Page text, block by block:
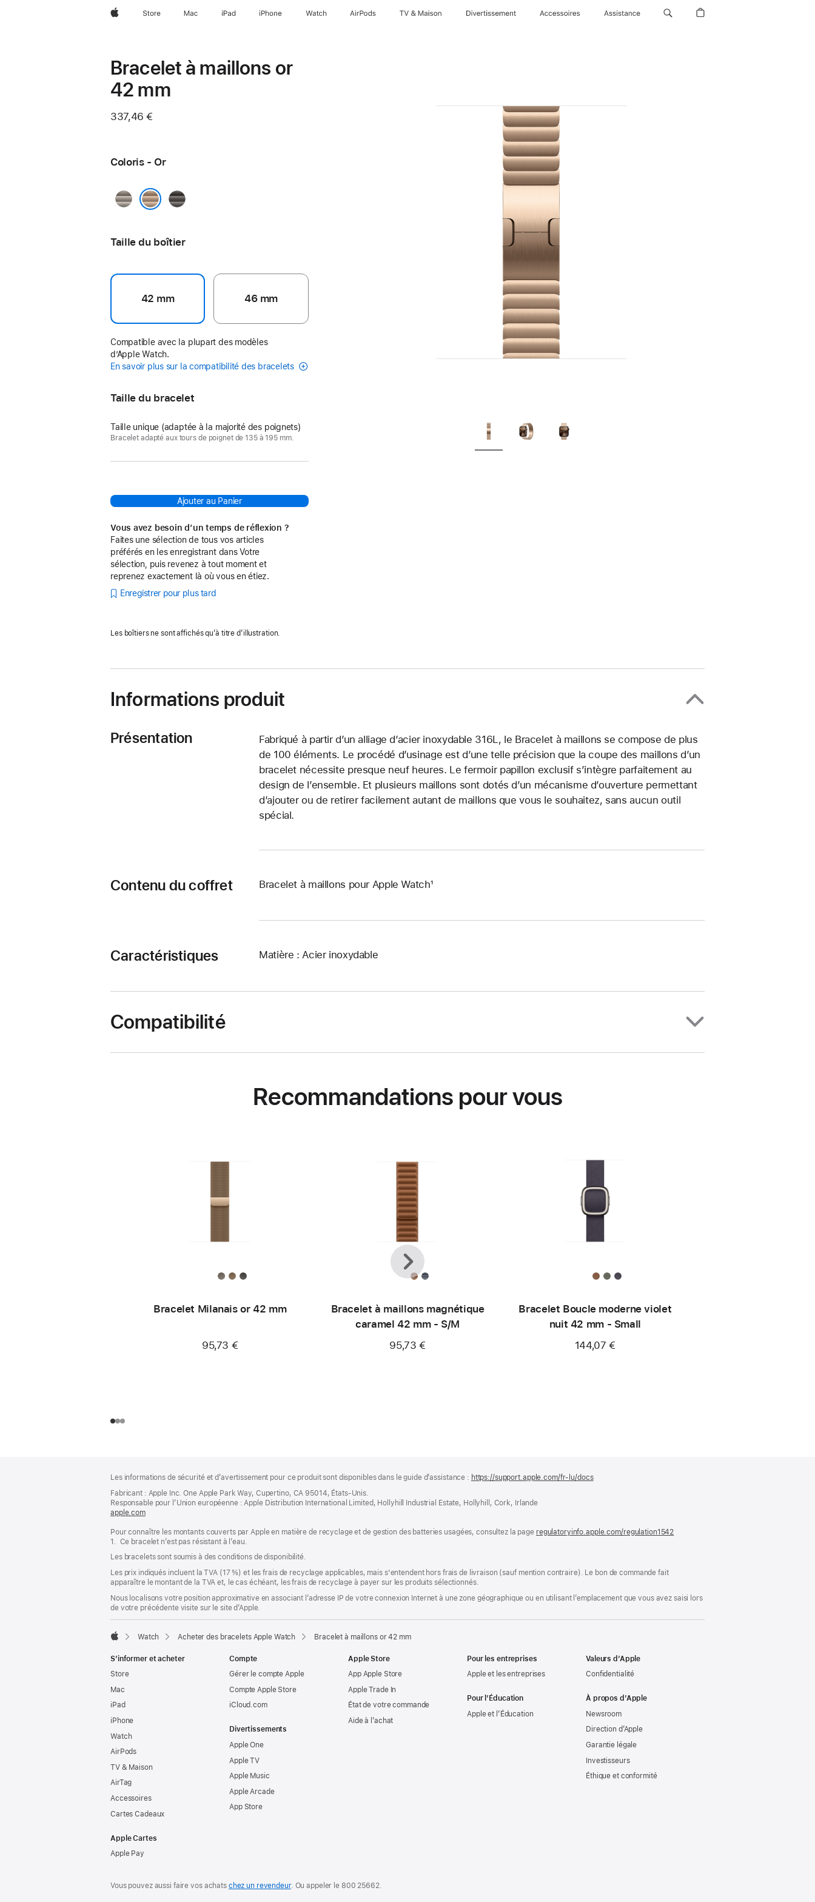
AppleStore Mac iPad iPhone Watch AirPods TV & Maison Divertissements Accessoires Assistance
Bracelet à maillons or
42 mm
337,46 €
Coloris - Or
Naturel Ardoise
Taille du boîtier
42 mm 46 mm
Compatible avec la plupart des modèles
d’Apple Watch.
En savoir plus sur la compatibilité des bracelets
Taille du bracelet
Taille unique (adaptée à la majorité des poignets)
Bracelet adapté aux tours de poignet de 135 à 195 mm.
Ajouter au Panier
Vous avez besoin d’un temps de réflexion ?
Faites une sélection de tous vos articles
préférés en les enregistrant dans Votre
sélection, puis revenez à tout moment et
reprenez exactement là où vous en étiez.
Enregistrer pour plus tard
Les boîtiers ne sont affichés qu’à titre d’illustration.
Informations produit
Présentation
Fabriqué à partir d’un alliage d’acier inoxydable 316L, le Bracelet à maillons se compose de plus
de 100 éléments. Le procédé d’usinage est d’une telle précision que la coupe des maillons d’un
bracelet nécessite presque neuf heures. Le fermoir papillon exclusif s’intègre parfaitement au
design de l’ensemble. Et plusieurs maillons sont dotés d’un mécanisme d’ouverture permettant
d’ajouter ou de retirer facilement autant de maillons que vous le souhaitez, sans aucun outil
spécial.
Contenu du coffret Bracelet à maillons pour Apple Watch¹
Caractéristiques Matière : Acier inoxydable
Compatibilité
Recommandations pour vous
Bracelet Milanais or 42 mm
95,73 €
Bracelet à maillons magnétique
caramel 42 mm - S/M
95,73 €
Bracelet Boucle moderne violet
nuit 42 mm - Small
144,07 €
Précédent
Suivant
de
page
de
bas
de
page
Les informations de sécurité et d’avertissement pour ce produit sont disponibles dans le guide d’assistance : https://support.apple.com/fr-lu/docs(s’ouvre
Fabricant : Apple Inc. One Apple Park Way, Cupertino, CA 95014, États-Unis.
Responsable pour l’Union européenne : Apple Distribution International Limited, Hollyhill Industrial Estate, Hollyhill, Cork, Irlande
apple.com(s’ouvre
une
nouvelle
Pour connaître les montants couverts par Apple en matière de recyclage et de gestion des batteries usagées, consultez la page regulatoryinfo.apple.com/regulation1542
1. Ce bracelet n’est pas résistant à l’eau.
Les bracelets sont soumis à des conditions de disponibilité.
Les prix indiqués incluent la TVA (17 %) et les frais de recyclage applicables, mais s'entendent hors frais de livraison (sauf mention contraire). Le bon de commande fait
apparaître le montant de la TVA et, le cas échéant, les frais de recyclage à payer sur les produits sélectionnés.
Nous localisons votre position approximative en associant l’adresse IP de votre connexion Internet à une zone géographique ou en utilisant l’emplacement que vous avez saisi lors
de votre précédente visite sur le site d’Apple.
Watch Acheter des bracelets Apple Watch Bracelet à maillons or 42 mm
S’informer et acheter
Store
Mac
iPad
iPhone
Watch
AirPods
TV & Maison
AirTag
Accessoires
Cartes Cadeaux
Apple Cartes
Apple Pay
Compte
Gérer le compte Apple
Compte Apple Store
iCloud.com
Divertissements
Apple One
Apple TV
Apple Music
Apple Arcade
App Store
Apple Store
App Apple Store
Apple Trade In
État de votre commande
Aide à l’achat
Pour les entreprises
Apple et les entreprises
Pour l’Éducation
Apple et l’Éducation
Valeurs d’Apple
Confidentialité
À propos d’Apple
Newsroom
Direction d’Apple
Garantie légale
Investisseurs
Éthique et conformité
Vous pouvez aussi faire vos achats chez un revendeur. Ou appeler le 800 25662.